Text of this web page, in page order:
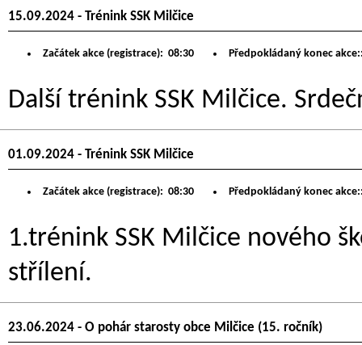
15.09.2024 - Trénink SSK Milčice
Začátek akce (registrace): 08:30 Předpokládaný konec
Další trénink SSK Milčice.
01.09.2024 - Trénink SSK Milčice
Začátek akce (registrace): 08:30 Předpokládaný konec
1.trénink SSK Milčice nového
střílení.
23.06.2024 - O pohár starosty obce Milčice (15. ročník)